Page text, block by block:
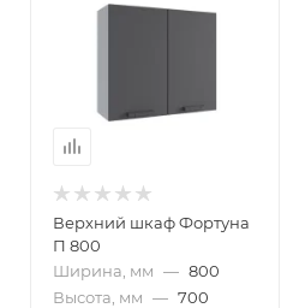
Верхний шкаф Фортуна
П 800
Ширина, мм — 800
Высота, мм — 700